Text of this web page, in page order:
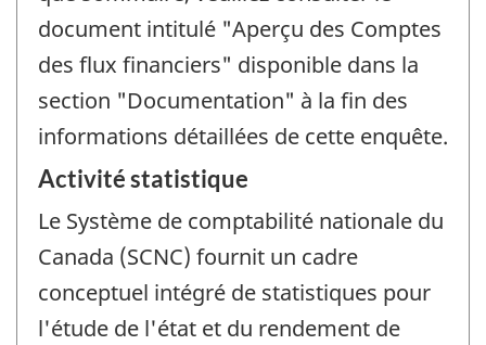
document intitulé "Aperçu des Comptes
des flux financiers" disponible dans la
section "Documentation" à la fin des
informations détaillées de cette enquête.
Activité statistique
Le Système de comptabilité nationale du
Canada (SCNC) fournit un cadre
conceptuel intégré de statistiques pour
l'étude de l'état et du rendement de